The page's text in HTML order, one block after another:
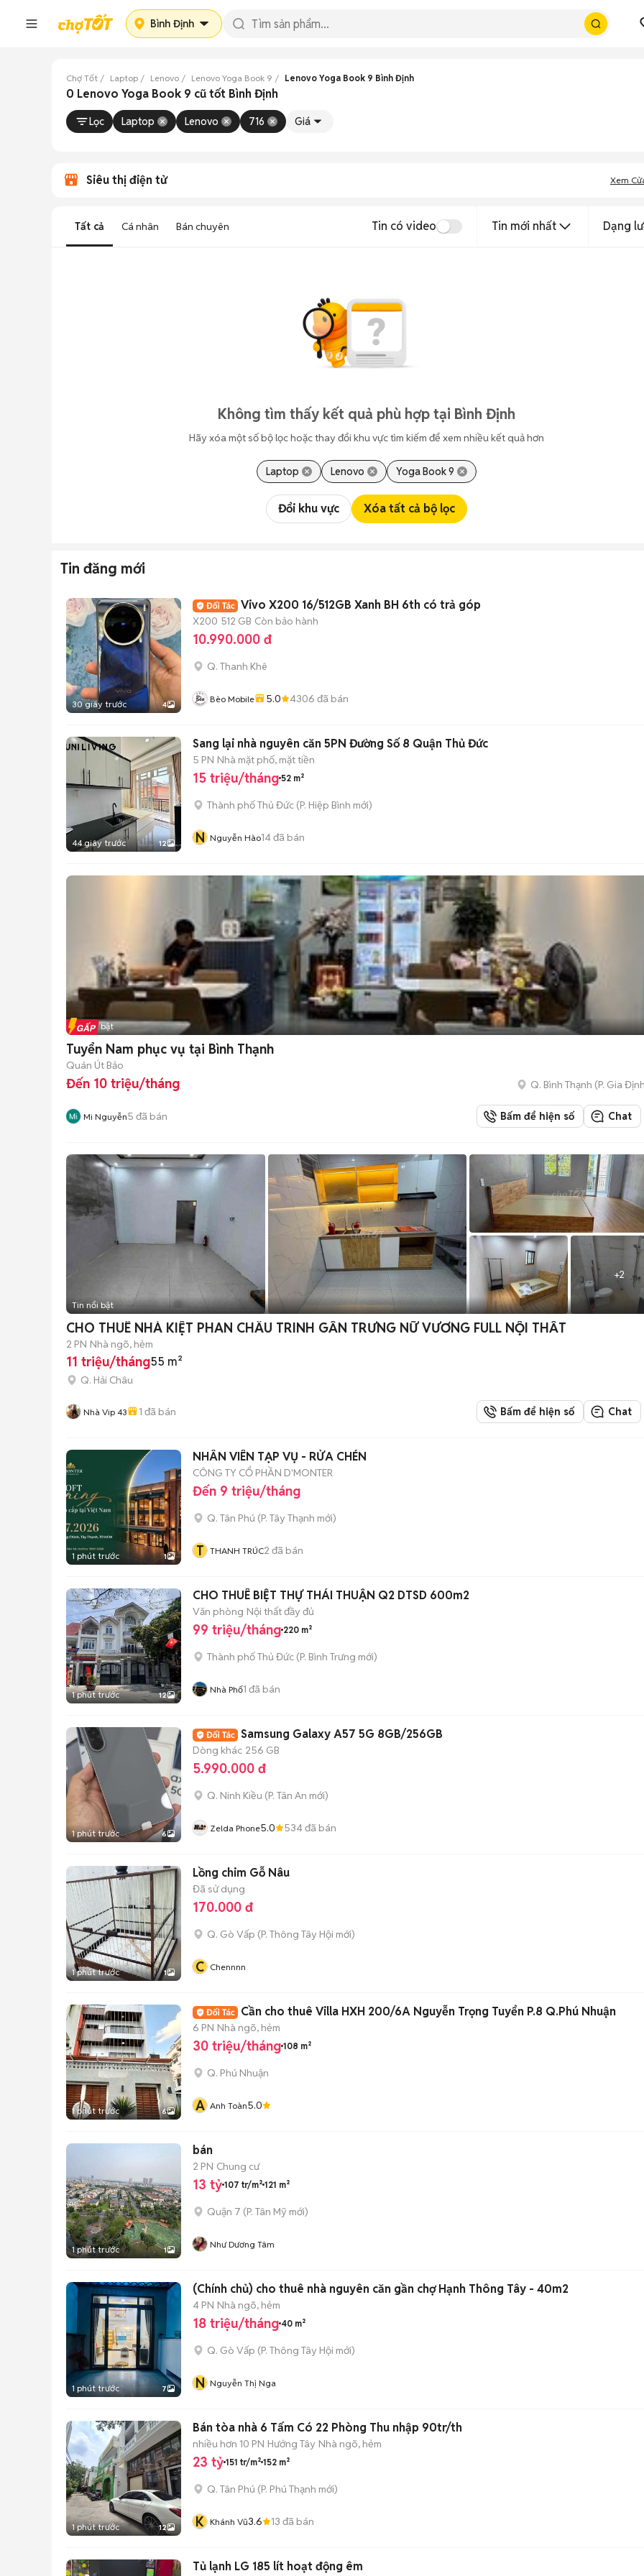
Bình Định
Chợ Tốt Laptop Lenovo Lenovo Yoga Book 9 Lenovo Yoga Book 9 Bình Định
0 Lenovo Yoga Book 9 cũ tốt Bình Định
Lọc Laptop Lenovo 716 Giá
Siêu thị điện tử Xem
Tất cả Cá nhân Bán chuyên Tin có video Tin mới nhất Dạng
Không tìm thấy kết quả phù hợp tại Bình Định
Hãy xóa một số bộ lọc hoặc thay đổi khu vực tìm kiếm để xem nhiều kết quả hơn
Laptop Lenovo Yoga Book 9
Đổi khu vực Xóa tất cả bộ lọc
Tin đăng mới
30 giây trước 4
Vivo X200 16/512GB Xanh BH 6th có trả góp
X200 512 GB Còn bảo hành
10.990.000 đ
Q. Thanh Khê
Bèo Mobile 5.0 4306 đã bán
44 giây trước 12
Sang lại nhà nguyên căn 5PN Đường Số 8 Quận Thủ Đức
5 PN Nhà mặt phố, mặt tiền
15 triệu/tháng 52 m²
Thành phố Thủ Đức (P. Hiệp Bình mới)
N Nguyễn Hào14đã bán
Tin nổi bật
Tuyển Nam phục vụ tại Bình Thạnh
Quán Út Bảo
Đến 10 triệu/tháng Q. Bình Thạnh (P. Gia
Mi Nguyễn5 đã bán Bấm để hiện số Chat
+2
Tin nổi bật
CHO THUÊ NHÀ KIỆT PHAN CHÂU TRINH GẦN TRƯNG NỮ VƯƠNG FULL NỘI THẤT
2 PN Nhà ngõ, hẻm
11 triệu/tháng55 m²
Q. Hải Châu
Nhà Vip 43 1 đã bán Bấm để hiện số Chat
1 phút trước 1
NHÂN VIÊN TẠP VỤ - RỬA CHÉN
CÔNG TY CỔ PHẦN D'MONTER
Đến 9 triệu/tháng
Q. Tân Phú (P. Tây Thạnh mới)
T THANH TRÚC2 đã bán
1 phút trước 12
CHO THUÊ BIỆT THỰ THÁI THUẬN Q2 DTSD 600m2
Văn phòng Nội thất đầy đủ
99 triệu/tháng 220 m²
Thành phố Thủ Đức (P. Bình Trưng mới)
Nhà Phố1 đã bán
1 phút trước 6
Samsung Galaxy A57 5G 8GB/256GB
Dòng khác 256 GB
5.990.000 đ
Q. Ninh Kiều (P. Tân An mới)
Zelda Phone5.0 534đã bán
1 phút trước 1
Lồng chim Gỗ Nâu
Đã sử dụng
170.000 đ
Q. Gò Vấp (P. Thông Tây Hội mới)
C Chennnn
1 phút trước 6
Cần cho thuê Villa HXH 200/6A Nguyễn Trọng Tuyển P.8 Q.Phú Nhuận
6 PN Nhà ngõ, hẻm
30 triệu/tháng 108 m²
Q. Phú Nhuận
A Anh Toàn5.0
1 phút trước 1
bán
2 PN Chung cư
13 tỷ 107 tr/m² 121 m²
Quận 7 (P. Tân Mỹ mới)
Như Dương Tâm
1 phút trước 7
(Chính chủ) cho thuê nhà nguyên căn gần chợ Hạnh Thông Tây - 40m2
4 PN Nhà ngõ, hẻm
18 triệu/tháng 40 m²
Q. Gò Vấp (P. Thông Tây Hội mới)
N Nguyễn Thị Nga
1 phút trước 12
Bán tòa nhà 6 Tấm Có 22 Phòng Thu nhập 90tr/th
nhiều hơn 10 PN Hướng Tây Nhà ngõ, hẻm
23 tỷ 151 tr/m² 152 m²
Q. Tân Phú (P. Phú Thạnh mới)
K Khánh Vũ3.6 13 đã bán
Tủ lạnh LG 185 lít hoạt động êm